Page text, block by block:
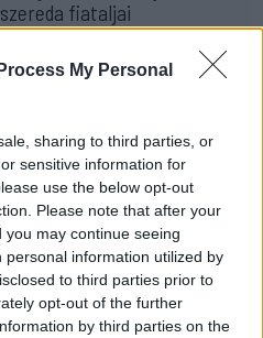
My Personal
sharing to third parties, or
sensitive information for
use the below opt-out
Please note that after your
may continue seeing
information utilized by
to third parties prior to
opt-out of the further
by third parties on the
fiataljai
Csíkszeredában is védő
a Sepsi OSK és az FK
a Szuperligában
FRISS HÍR